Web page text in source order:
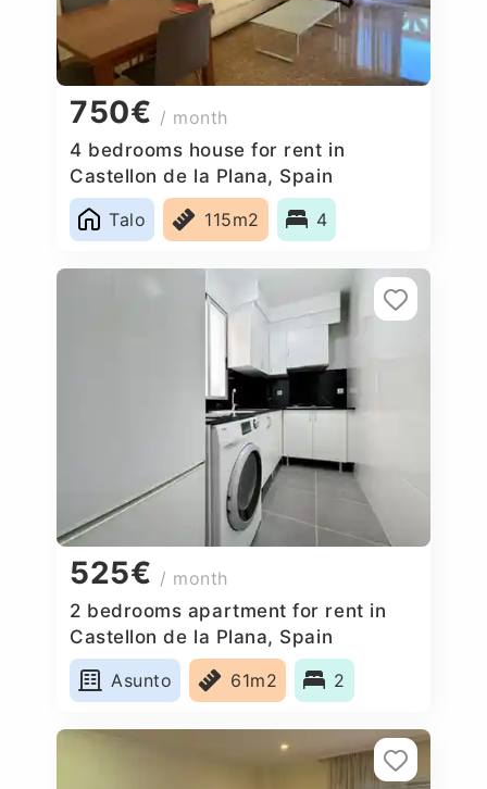
750€ / month
4 bedrooms house for rent in
Castellon de la Plana, Spain
Talo
115m2 4
525€ / month
2 bedrooms apartment for rent in
Castellon de la Plana, Spain
Asunto
61m2 2